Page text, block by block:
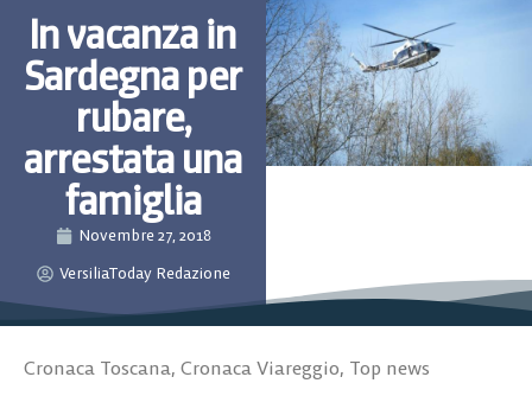
In vacanza in
Sardegna per
rubare,
arrestata una
famiglia
Novembre 27, 2018
VersiliaToday Redazione
Cronaca Toscana, Cronaca Viareggio, Top news